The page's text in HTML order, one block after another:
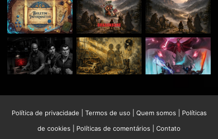
Política de privacidade Termos de uso Quem somos
Políticas
de cookies
Políticas de comentários
Contato